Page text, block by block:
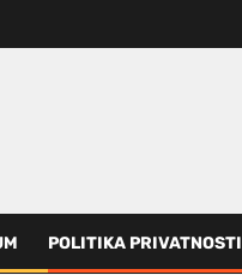
POLITIKA PRIVATNOSTI